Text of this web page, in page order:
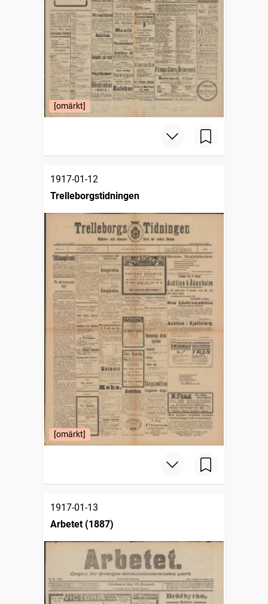
[omärkt]
1917-01-12
Trelleborgstidningen
[omärkt]
1917-01-13
Arbetet (1887)